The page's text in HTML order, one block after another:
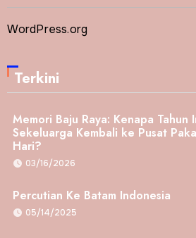
WordPress.org
Terkini
Memori Baju Raya: Kenapa Tahun
Sekeluarga Kembali ke Pusat
Hari?
03/16/2026
Percutian Ke Batam Indonesia
05/14/2025